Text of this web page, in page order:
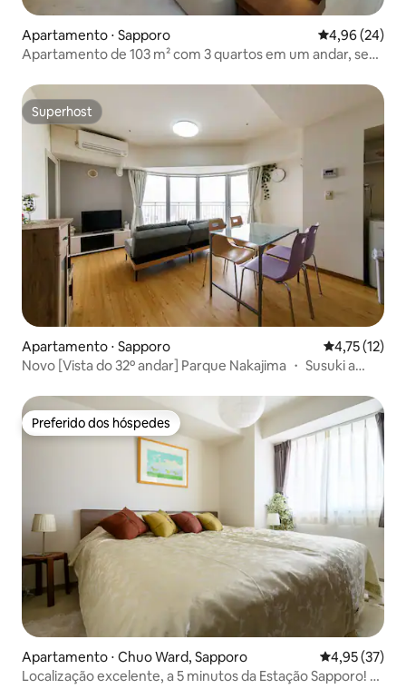
Apartamento ⋅ Sapporo 4,96 de uma
4,96 (24)
Apartamento de 103 m² com 3 quartos em um andar, sem
Nishi-18-chome / Equipamentos completos para três
gerações e bebês
Superhost
Superhost
Apartamento ⋅ Sapporo 4,75 de uma
4,75 (12)
Novo [Vista do 32º andar] Parque Nakajima ・ Susuki a
pessoas * Wi-fi
Preferido dos hóspedes
Preferido dos hóspedes
Apartamento ⋅ Chuo Ward, Sapporo 4,95 de uma
4,95 (37)
Localização excelente, a 5 minutos da Estação Sapporo! /